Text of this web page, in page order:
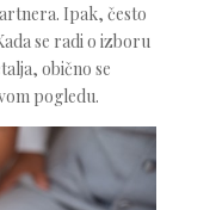
Ipak, često
se radi o izboru
obično se
pogledu.